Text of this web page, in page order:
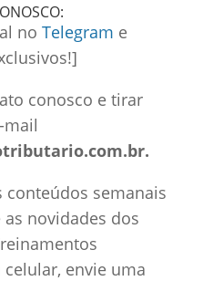
no Telegram e
conosco e tirar
mail
conteúdos semanais
novidades dos
envie uma